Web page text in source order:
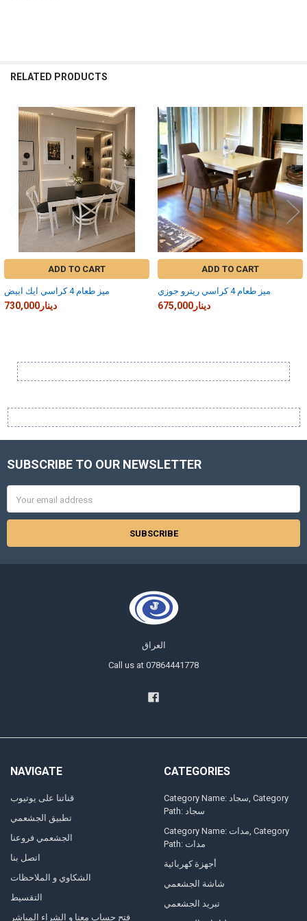
RELATED PRODUCTS
Related
Products
ADD TO CART
ميز طعام 4 كراسي ايك ابيض
730,000دينار
ADD TO CART
ميز طعام 4 كراسي ريترو جوزي
675,000دينار
Footer
SUBSCRIBE TO OUR NEWSLETTER
Address
العراق
Call us at 07864441778
NAVIGATE
قناتنا على يوتيوب
تطبيق الجشعمي
الجشعمي فروعنا
اتصل بنا
الشكاوي و الملاحظات
التقسيط
فتح حساب معنا و الشراء المباشر
CATEGORIES
Category Name: سجاد, Category
Path: سجاد
Category Name: مدات, Category
Path: مدات
أجهزة كهربائية
شاشة الجشعمي
تبريد الجشعمي